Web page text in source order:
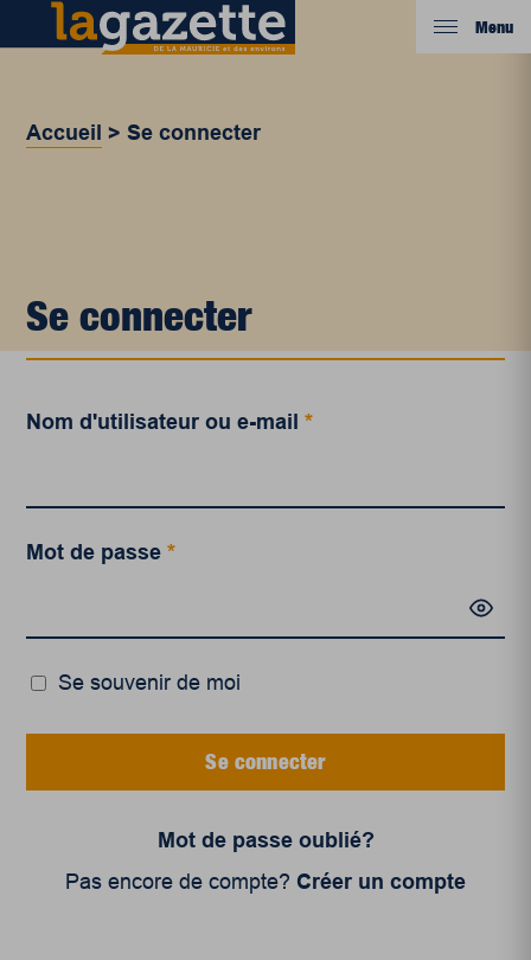
Menu
Accueil >Se connecter
Se connecter
Nom d'utilisateur ou e-mail*
Mot de passe*
Se souvenir de moi
Se connecter
Mot de passe oublié?
Pas encore de compte? Créer un compte